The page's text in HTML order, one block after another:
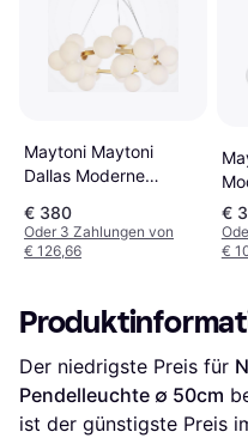
Maytoni Maytoni
Dallas Moderne
€ 380
Oder 3 Zahlungen von
€ 126,66
€
€
Der niedrigste Preis für
Pendelleuchte ∅ 50cm
ist der günstigste Preis